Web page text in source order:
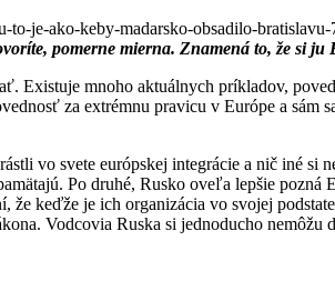
je-ako-keby-madarsko-obsadilo-bratislavu-
pomerne mierna. Znamená to, že si
Existuje mnoho aktuálnych príkladov,
za extrémnu pravicu v Európe a
vo svete európskej integrácie a nič iné
Po druhé, Rusko oveľa lepšie
že keďže je ich organizácia vo svojej
Vodcovia Ruska si jednoducho